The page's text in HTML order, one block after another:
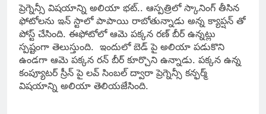
ప్రెగ్నెన్సీ విషయాన్ని అలియా భట్.. ఆస్పత్రిలో స్కానింగ్ తీసిన
ఫోటోలను ఇన్ స్టాలో పాపాయి రాబోతున్నాడు అన్న క్యాప్షన్ తో
పోస్ట్ చేసింది. ఈఫోటోలో ఆమె పక్కన రణ్ బీర్ ఉన్నట్లు
స్పష్టంగా తెలుస్తుంది. ఇందులో బెడ్ పై అలియా పడుకొని
ఉండగా ఆమె పక్కన రన్ బీర్ కూర్చొని ఉన్నాడు. పక్కన ఉన్న
కంప్యూటర్ స్రీన్ పై లవ్ సింబల్ ద్వారా ప్రెగ్నెన్సీ కన్ఫర్మ్
విషయాన్ని అలియా తెలియజేసింది.